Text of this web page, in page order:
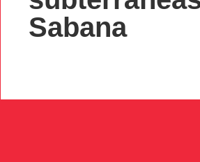
Sabana